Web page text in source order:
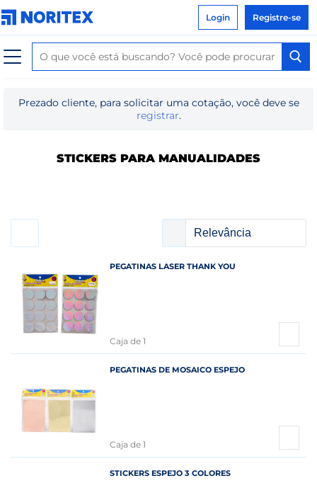
Login Registre-se
Prezado cliente, para solicitar uma cotação, você deve se
registrar.
STICKERS PARA MANUALIDADES
PEGATINAS LASER THANK YOU
Caja de 1
PEGATINAS DE MOSAICO ESPEJO
Caja de 1
STICKERS ESPEJO 3 COLORES